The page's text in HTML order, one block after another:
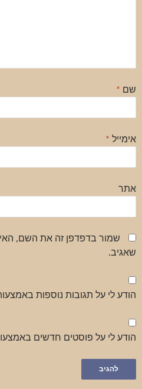
שם *
אימייל *
אתר
שמור בדפדפן זה את השם,
שאגיב.
הודע לי על תגובות נוספות
הודע לי על פוסטים חדשים